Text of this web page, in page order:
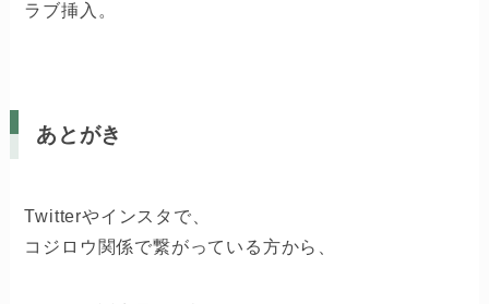
ラブ挿入。
あとがき
Twitterやインスタで、
コジロウ関係で繋がっている方から、